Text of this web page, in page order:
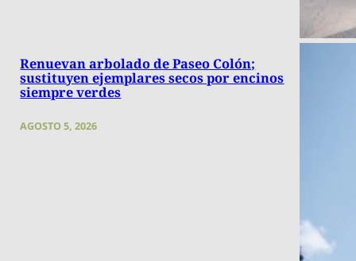
Renuevan arbolado de Paseo Colón;
sustituyen ejemplares secos por encinos
siempre verdes
AGOSTO 5, 2026